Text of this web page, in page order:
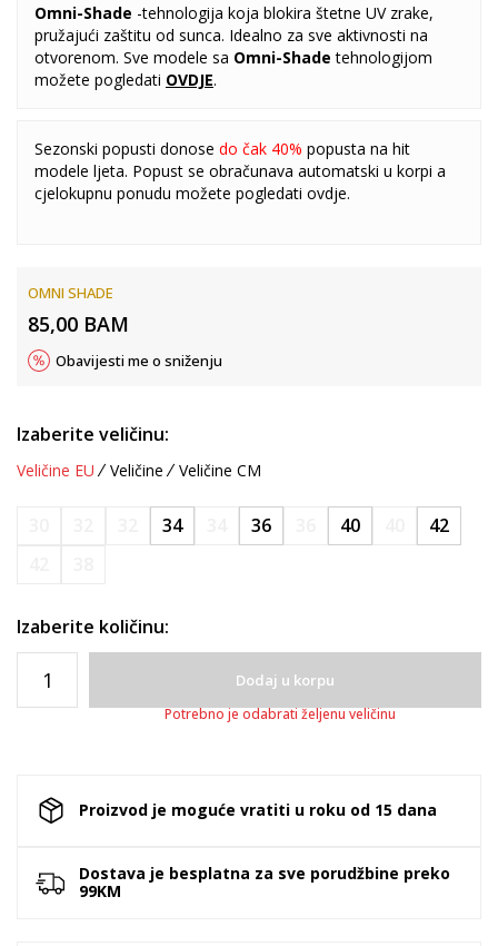
Omni-Shade -tehnologija koja blokira štetne UV zrake,
pružajući zaštitu od sunca. Idealno za sve aktivnosti na
otvorenom. Sve modele sa Omni-Shade tehnologijom
možete pogledati OVDJE.
Sezonski popusti donose do čak 40% popusta na hit
modele ljeta. Popust se obračunava automatski u korpi a
cjelokupnu ponudu možete pogledati ovdje.
OMNI SHADE
85,00 BAM
Obavijesti me o sniženju
Izaberite veličinu:
Veličine EU Veličine Veličine CM
34 36 40
42
Izaberite količinu:
Dodaj u korpu
Potrebno je odabrati željenu veličinu
Proizvod je moguće vratiti u roku od 15 dana
Dostava je besplatna za sve porudžbine preko
99KM